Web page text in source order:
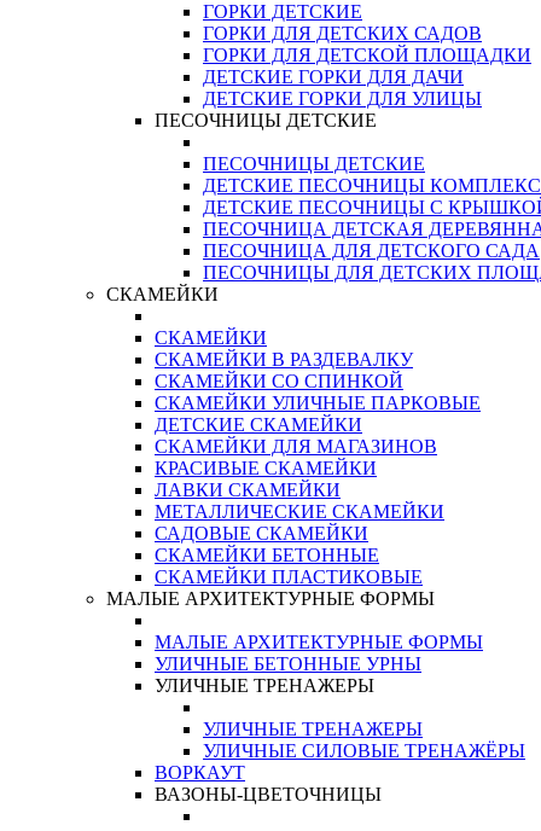
ГОРКИ ДЕТСКИЕ
ГОРКИ ДЛЯ ДЕТСКИХ САДОВ
ГОРКИ ДЛЯ ДЕТСКОЙ ПЛОЩАДКИ
ДЕТСКИЕ ГОРКИ ДЛЯ ДАЧИ
ДЕТСКИЕ ГОРКИ ДЛЯ УЛИЦЫ
ПЕСОЧНИЦЫ ДЕТСКИЕ
ПЕСОЧНИЦЫ ДЕТСКИЕ
ДЕТСКИЕ ПЕСОЧНИЦЫ
ДЕТСКИЕ ПЕСОЧНИЦЫ С
ПЕСОЧНИЦА ДЕТСКАЯ
ПЕСОЧНИЦА ДЛЯ ДЕТСКОГО САДА
ПЕСОЧНИЦЫ ДЛЯ ДЕТСКИХ
СКАМЕЙКИ
СКАМЕЙКИ
СКАМЕЙКИ В РАЗДЕВАЛКУ
СКАМЕЙКИ СО СПИНКОЙ
СКАМЕЙКИ УЛИЧНЫЕ ПАРКОВЫЕ
ДЕТСКИЕ СКАМЕЙКИ
СКАМЕЙКИ ДЛЯ МАГАЗИНОВ
КРАСИВЫЕ СКАМЕЙКИ
ЛАВКИ СКАМЕЙКИ
МЕТАЛЛИЧЕСКИЕ СКАМЕЙКИ
САДОВЫЕ СКАМЕЙКИ
СКАМЕЙКИ БЕТОННЫЕ
СКАМЕЙКИ ПЛАСТИКОВЫЕ
МАЛЫЕ АРХИТЕКТУРНЫЕ ФОРМЫ
МАЛЫЕ АРХИТЕКТУРНЫЕ ФОРМЫ
УЛИЧНЫЕ БЕТОННЫЕ УРНЫ
УЛИЧНЫЕ ТРЕНАЖЕРЫ
УЛИЧНЫЕ ТРЕНАЖЕРЫ
УЛИЧНЫЕ СИЛОВЫЕ ТРЕНАЖЁРЫ
ВОРКАУТ
ВАЗОНЫ-ЦВЕТОЧНИЦЫ